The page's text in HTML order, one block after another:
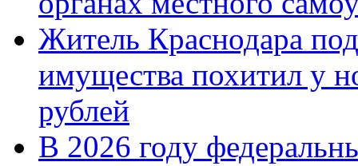
Житель Краснодара
имущества похитил у
рублей
В 2026 году